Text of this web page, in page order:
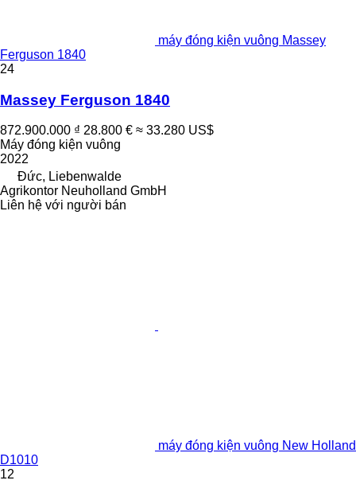
máy đóng kiện vuông Massey
Ferguson 1840
24
Massey Ferguson 1840
872.900.000 ₫ 28.800 € ≈ 33.280 US$
Máy đóng kiện vuông
2022
Đức, Liebenwalde
Agrikontor Neuholland GmbH
Liên hệ với người bán
máy đóng kiện vuông New Holland
D1010
12